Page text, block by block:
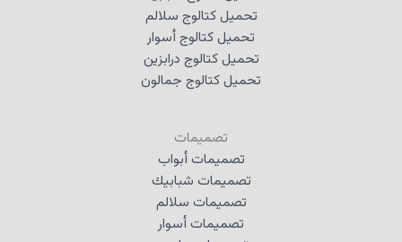
تحميل كتالوج سلالم
تحميل كتالوج أسوار
تحميل كتالوج درابزين
تحميل كتالوج جمالون
تصميمات
تصميمات أبواب
تصميمات شبابيك
تصميمات سلالم
تصميمات أسوار